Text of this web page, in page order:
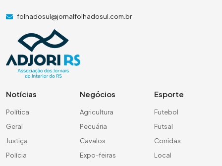
folhadosul@jornalfolhadosul.com.br
Notícias
Política
Geral
Justiça
Polícia
Negócios
Agricultura
Pecuária
Cavalos
Expo-feiras
Esporte
Futebol
Futsal
Corridas
Local